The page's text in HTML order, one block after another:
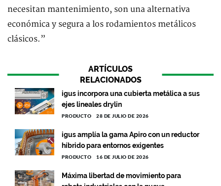
necesitan mantenimiento, son una alternativa
económica y segura a los rodamientos metálicos
clásicos.”
ARTÍCULOS
RELACIONADOS
igus incorpora una cubierta metálica a sus
ejes lineales drylin
PRODUCTO 28 DE JULIO DE 2026
igus amplía la gama Apiro con un reductor
híbrido para entornos exigentes
PRODUCTO 16 DE JULIO DE 2026
Máxima libertad de movimiento para